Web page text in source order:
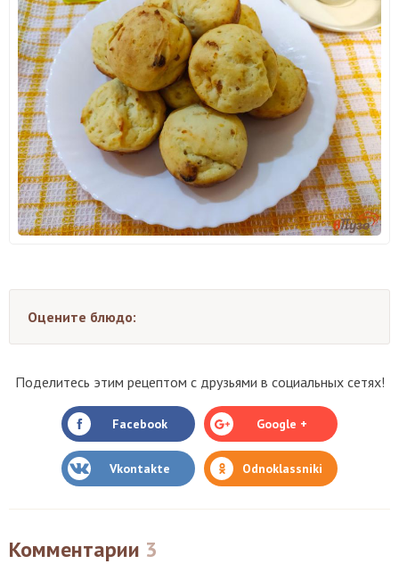
Оцените блюдо:
Поделитесь этим рецептом с друзьями в социальных сетях!
Facebook Google +
Vkontakte Odnoklassniki
Комментарии 3